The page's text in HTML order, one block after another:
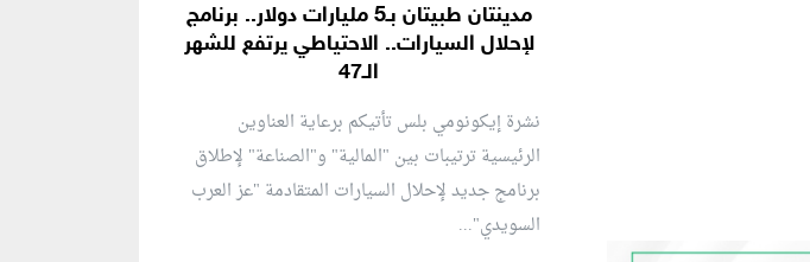
مدينتان طبيتان بـ5 مليارات دولار.. برنامج
لإحلال السيارات.. الاحتياطي يرتفع للشهر
الـ47
نشرة إيكونومي بلس تأتيكم برعاية العناوين
الرئيسية ترتيبات بين "المالية" و"الصناعة" لإطلاق
برنامج جديد لإحلال السيارات المتقادمة "عز العرب
السويدي"...